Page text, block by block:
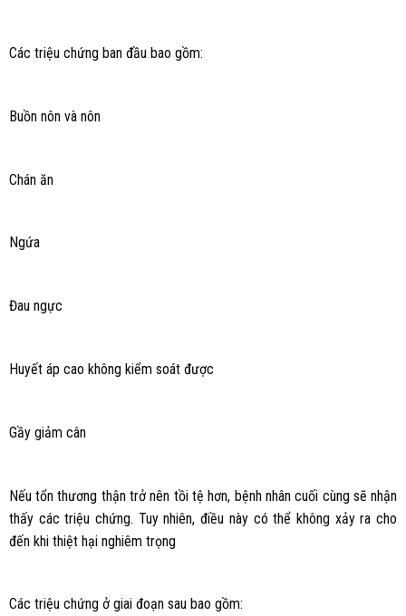
Các triệu chứng ban đầu bao gồm:
Buồn nôn và nôn
Chán ăn
Ngứa
Đau ngực
Huyết áp cao không kiểm soát được
Gầy giảm cân
Nếu tổn thương thận trở nên tồi tệ hơn, bệnh nhân cuối cùng sẽ nhận
thấy các triệu chứng. Tuy nhiên, điều này có thể không xảy ra cho
đến khi thiệt hại nghiêm trọng
Các triệu chứng ở giai đoạn sau bao gồm: